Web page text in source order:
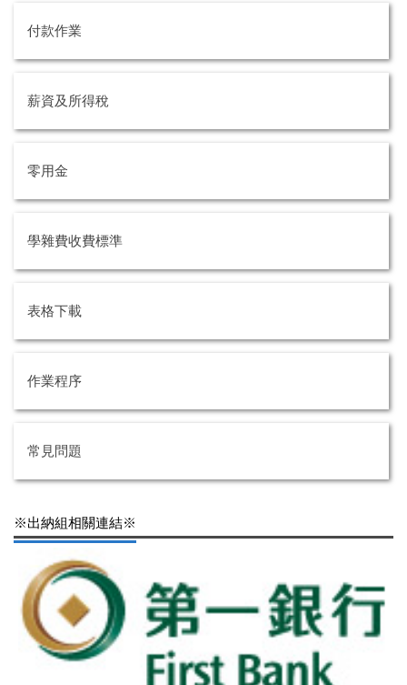
付款作業
薪資及所得稅
零用金
學雜費收費標準
表格下載
作業程序
常見問題
※出納組相關連結※